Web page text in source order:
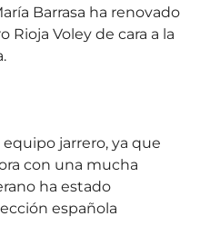
Barrasa ha renovado
Rioja Voley de cara a la
jarrero, ya que
con una mucha
ha estado
española